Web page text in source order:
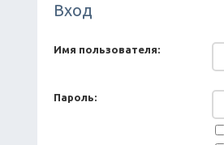
Вход
Имя пользователя:
Пароль: